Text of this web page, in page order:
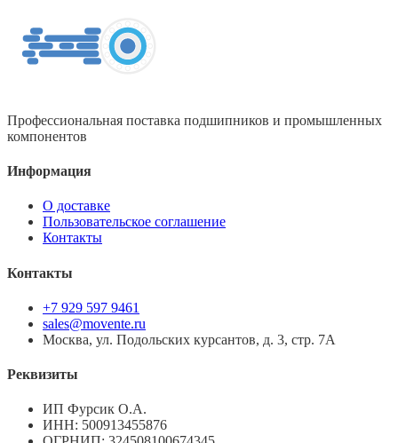
Профессиональная поставка подшипников и промышленных
компонентов
Информация
О доставке
Пользовательское соглашение
Контакты
Контакты
+7 929 597 9461
sales@movente.ru
Москва, ул. Подольских курсантов, д. 3, стр. 7А
Реквизиты
ИП Фурсик О.А.
ИНН: 500913455876